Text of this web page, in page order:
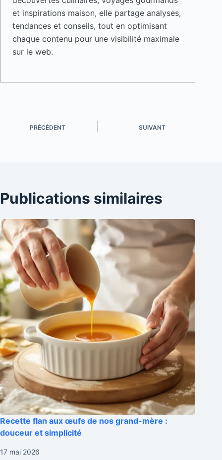
et inspirations maison, elle partage analyses,
tendances et conseils, tout en optimisant
chaque contenu pour une visibilité maximale
sur le web.
PRÉCÉDENT SUIVANT
Publications similaires
Recette flan aux œufs de nos grand-mère :
douceur et simplicité
17 mai 2026